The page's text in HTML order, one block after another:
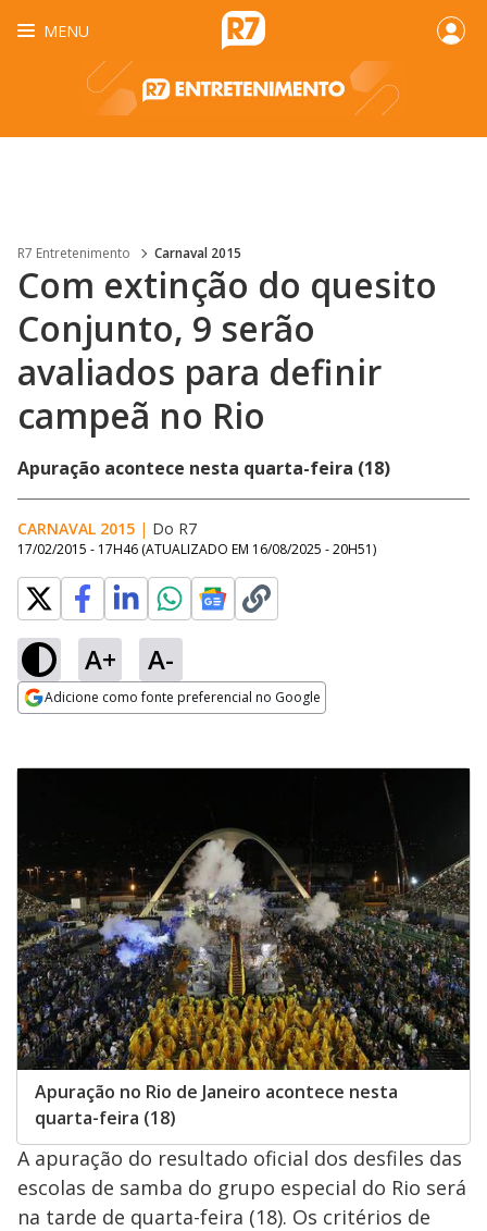
MENU
R7 Entretenimento Carnaval 2015
Com extinção do quesito
Conjunto, 9 serão
avaliados para definir
campeã no Rio
Apuração acontece nesta quarta-feira (18)
CARNAVAL 2015 | Do R7
17/02/2015 - 17H46 (ATUALIZADO EM 16/08/2025 - 20H51)
A+ A-
Adicione como fonte preferencial no Google
Apuração no Rio de Janeiro acontece nesta
quarta-feira (18)
A apuração do resultado oficial dos desfiles das
escolas de samba do grupo especial do Rio será
na tarde de quarta-feira (18). Os critérios de